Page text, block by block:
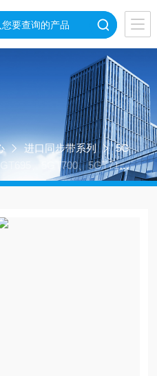
进口同步带系列
5G
、5GT700、5GT71
5GT750同步带耐高温皮